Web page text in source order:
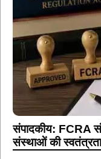
संपादकीय: FCRA
संस्थाओं की स्वतंत्रता